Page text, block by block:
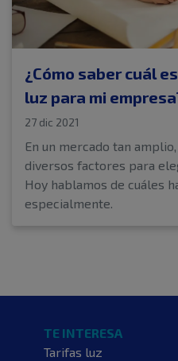
¿Cómo saber cuál
luz para mi
27 dic 2021
En un mercado tan
diversos factores para
Hoy hablamos de cuáles
especialmente.
TE INTERESA
Tarifas luz